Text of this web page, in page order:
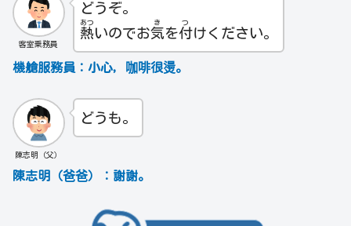
客室乗務員
どうぞ。
熱
あつ
いのでお気
き
を付
つ
けください。
機艙服務員：小心，咖啡很燙。
陳志明（父）
どうも。
陳志明（爸爸）：謝謝。